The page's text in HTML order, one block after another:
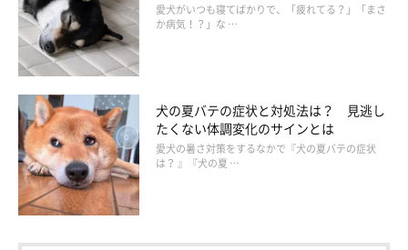
愛犬がいつも寝てばかりで、「疲れてる？」「まさ
か病気！？」な …
犬の夏バテの症状と対処法は？ 見逃し
たくない体調変化のサインとは
愛犬の暑さ対策をするなかで『犬の夏バテの症状
は？ 』『犬の夏 …